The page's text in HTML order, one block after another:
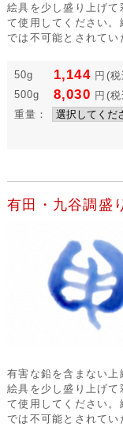
絵具を少し盛り上げ
て使用してください
では不可能とされてい
50g 1,144 円 (税
500g
8,030 円 (税
重量：
有田・九谷調
有害な鉛を含まない上
絵具を少し盛り上げ
て使用してください
では不可能とされてい